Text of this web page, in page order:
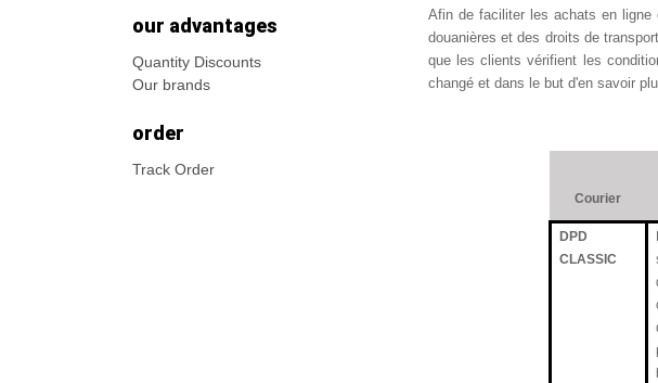
Afin de faciliter les achats en
douanières et des droits de
que les clients vérifient les
changé et dans le but d'en savoir
Courier
DPD
CLASSIC
our advantages
Quantity Discounts
Our brands
order
Track Order